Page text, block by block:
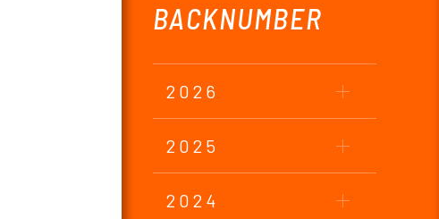
BACKNUMBER
2026
2025
2024